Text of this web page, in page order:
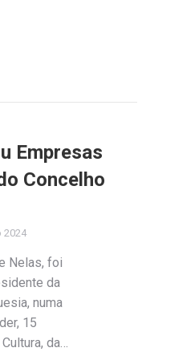
Empresas
Concelho
2024
Nelas, foi
da
numa
15
da…